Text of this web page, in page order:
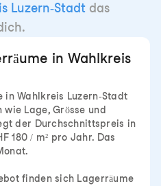
Luzern-Stadt das
in Wahlkreis
in Wahlkreis Luzern-Stadt
Lage, Grösse und
der Durchschnittspreis in
180 / m² pro Jahr. Das
finden sich Lagerräume